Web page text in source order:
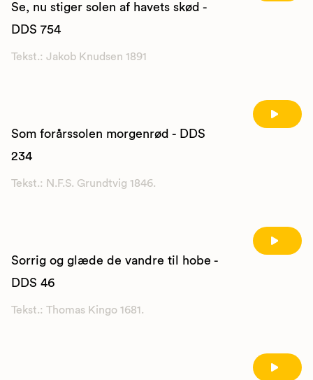
Se, nu stiger solen af havets skød -
DDS 754
Tekst.: Jakob Knudsen 1891
Som forårssolen morgenrød - DDS
234
Tekst.: N.F.S. Grundtvig 1846.
Sorrig og glæde de vandre til hobe -
DDS 46
Tekst.: Thomas Kingo 1681.